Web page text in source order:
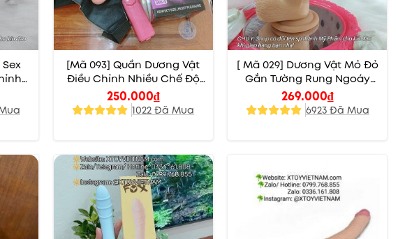
[Mã 093] Quần Dương Vật
Điều Chỉnh Nhiều Chế Độ
Rung
250.000₫
1022 Đã Mua
[ Mã 029] Dương Vật Mỏ Đỏ
Gắn Tường Rung Ngoáy
Điều Chỉnh Tốc Độ
269.000₫
6923 Đã Mua